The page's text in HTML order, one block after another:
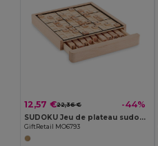
12,57 €22,36 € -44%
SUDOKU Jeu de plateau sudoku en bois
GiftRetail MO6793